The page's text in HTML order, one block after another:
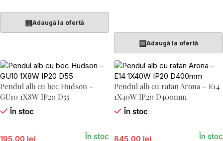
▤Adaugă la ofertă
▤Adaugă la ofertă
Pendul alb cu bec Hudson –
GU10 1X8W IP20 D55
În stoc
195,00 lei În stoc
Pendul alb cu ratan Arona – E14
1X40W IP20 D400mm
În stoc
845,00 lei În stoc